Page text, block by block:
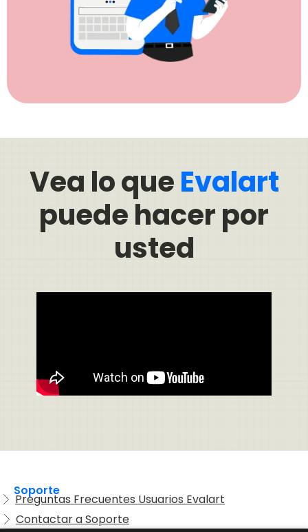
Vea lo queEvalart
puede hacer por
usted
Soporte
Preguntas Frecuentes Usuarios Evalart
Contactar a Soporte